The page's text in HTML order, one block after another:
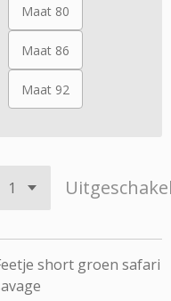
Maat 80
Maat 86
Maat 92
short groen safari